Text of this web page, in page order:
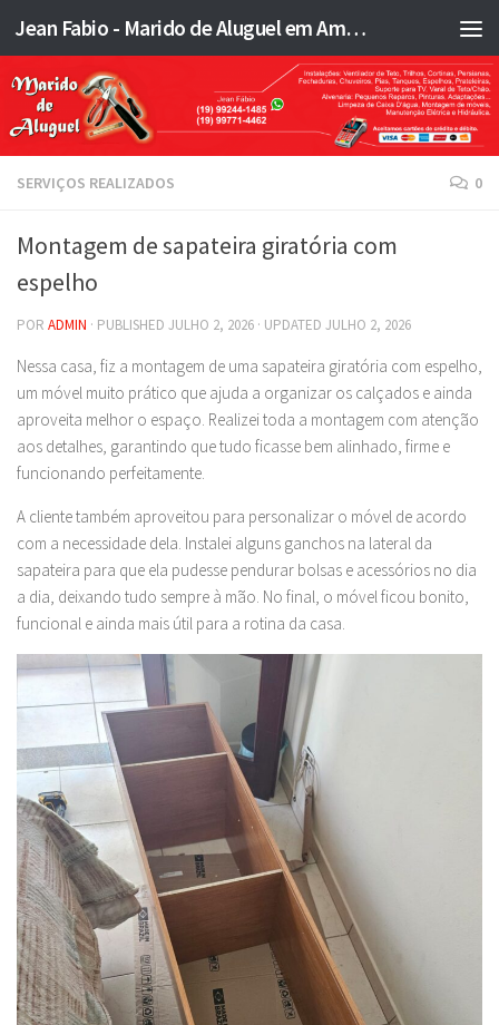
Skip to content Jean Fabio - Marido de Aluguel em Americana SP e região - JFMA
SERVIÇOS REALIZADOS 0
Montagem de sapateira giratória com
espelho
POR ADMIN · PUBLISHED JULHO 2, 2026 · UPDATED JULHO 2, 2026
Nessa casa, fiz a montagem de uma sapateira giratória com espelho,
um móvel muito prático que ajuda a organizar os calçados e ainda
aproveita melhor o espaço. Realizei toda a montagem com atenção
aos detalhes, garantindo que tudo ficasse bem alinhado, firme e
funcionando perfeitamente.
A cliente também aproveitou para personalizar o móvel de acordo
com a necessidade dela. Instalei alguns ganchos na lateral da
sapateira para que ela pudesse pendurar bolsas e acessórios no dia
a dia, deixando tudo sempre à mão. No final, o móvel ficou bonito,
funcional e ainda mais útil para a rotina da casa.